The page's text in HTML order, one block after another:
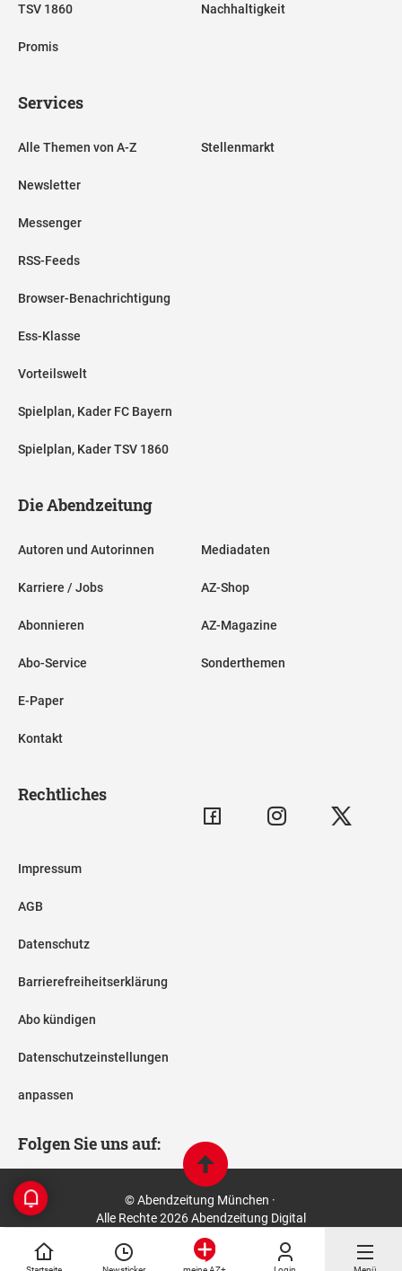
TSV 1860
Promis
Nachhaltigkeit
Services
Alle Themen von A-Z
Newsletter
Messenger
RSS-Feeds
Browser-Benachrichtigung
Ess-Klasse
Vorteilswelt
Spielplan, Kader FC Bayern
Spielplan, Kader TSV 1860
Stellenmarkt
Die Abendzeitung
Autoren und Autorinnen
Karriere / Jobs
Abonnieren
Abo-Service
E-Paper
Kontakt
Mediadaten
AZ-Shop
AZ-Magazine
Sonderthemen
Rechtliches
Impressum
AGB
Datenschutz
Barrierefreiheitserklärung
Abo kündigen
Datenschutzeinstellungen
anpassen
Folgen Sie uns auf:
© Abendzeitung München ·
Alle Rechte 2026 Abendzeitung Digital